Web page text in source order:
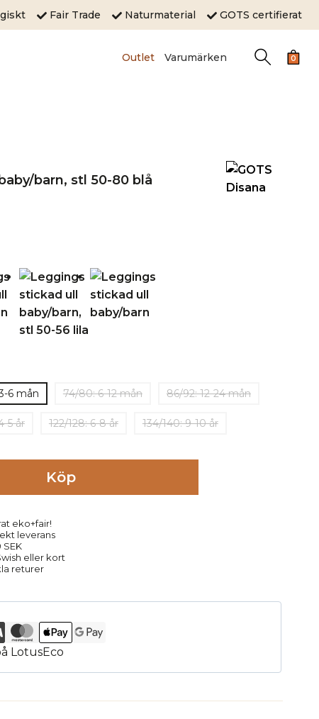
Fair Trade Naturmaterial GOTS certifierat
Outlet Varumärken 0
barn, stl 50-80 blå
6 mån 74/80: 6-12 mån 86/92: 12-24 mån
5 år 122/128: 6-8 år 134/140: 9-10 år
Köp
eko+fair!
leverans
SEK
eller kort
returer